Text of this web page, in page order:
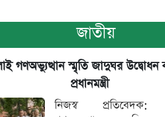
জাতীয়
গণঅভ্যুত্থান স্মৃতি জাদুঘর উদ্বোধন
প্রধানমন্ত্রী
নিজস্ব প্রতিবেদক: